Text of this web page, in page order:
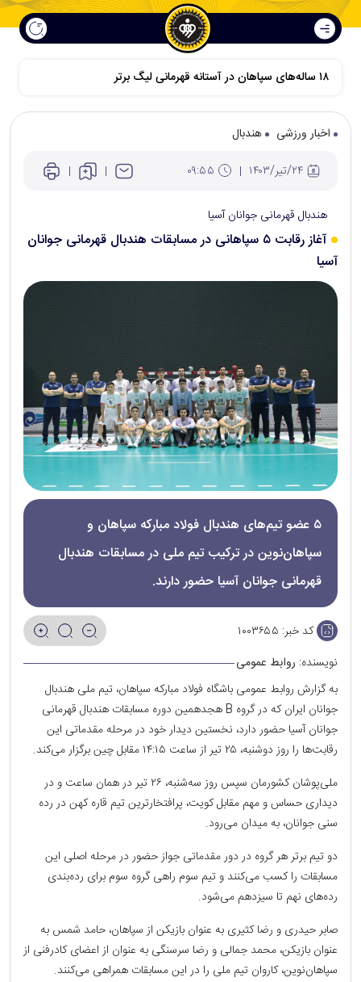
اخبار ورزشی
هندبال
هندبال قهرمانی جوانان آسیا
آغاز رقابت ۵ سپاهانی در مسابقات هندبال قهرمانی جوانان
آسیا
۵ عضو تیم‌های‌ هندبال فولاد مبارکه سپاهان و
سپاهان‌نوین در ترکیب تیم ملی در مسابقات هندبال
قهرمانی جوانان آسیا حضور دارند.
کد خبر: ۱۰۰۳۶۵۵
نویسنده: روابط عمومی
به گزارش روابط عمومی باشگاه فولاد مبارکه سپاهان، تیم ملی هندبال
جوانان ایران که در گروه B هجدهمین دوره مسابقات هندبال قهرمانی
جوانان آسیا حضور دارد، نخستین دیدار خود در مرحله مقدماتی این
رقابت‌ها را روز دوشنبه، ۲۵ تیر از ساعت ۱۴:۱۵ مقابل چین برگزار می‌کند.
ملی‌پوشان کشورمان سپس روز سه‌شنبه، ۲۶ تیر در همان ساعت و در
دیداری حساس و مهم مقابل کویت، پرافتخارترین تیم قاره کهن در رده
سنی جوانان، به میدان می‌رود.
دو تیم برتر هر گروه در دور مقدماتی جواز حضور در مرحله اصلی این
مسابقات را کسب می‌کنند و تیم سوم راهی گروه سوم برای رده‌بندی
رده‌های نهم تا سیزدهم می‌شود.
صابر حیدری و رضا كثیری به عنوان بازیکن از سپاهان، حامد شمس به
عنوان بازیکن، محمد جمالی و رضا سرسنگی به عنوان از اعضای کادرفنی از
سپاهان‌نوین، کاروان تیم ملی را در این مسابقات همراهی می‌کنند.